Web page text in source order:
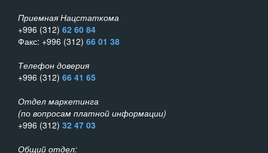
Приемная Нацстаткома
+996 (312) 62 60 84
Факс: +996 (312) 66 01 38
Телефон доверия
+996 (312) 66 41 65
Отдел маркетинга
(по вопросам платной информации)
+996 (312) 32 47 03
Общий отдел: